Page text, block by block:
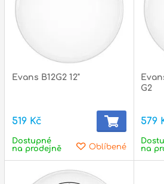
Evans B12G2 12"
519 Kč
Oblíbené
Dostupné
na prodejně
G2
579
na